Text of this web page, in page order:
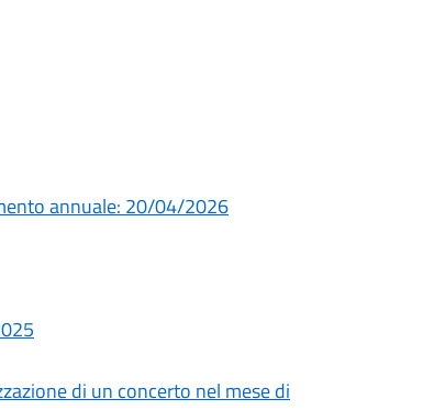
annuale: 20/04/2026
di un concerto nel mese di